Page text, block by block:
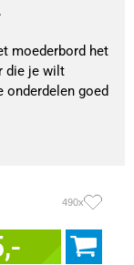
moederbord het
die je wilt
onderdelen goed
490x